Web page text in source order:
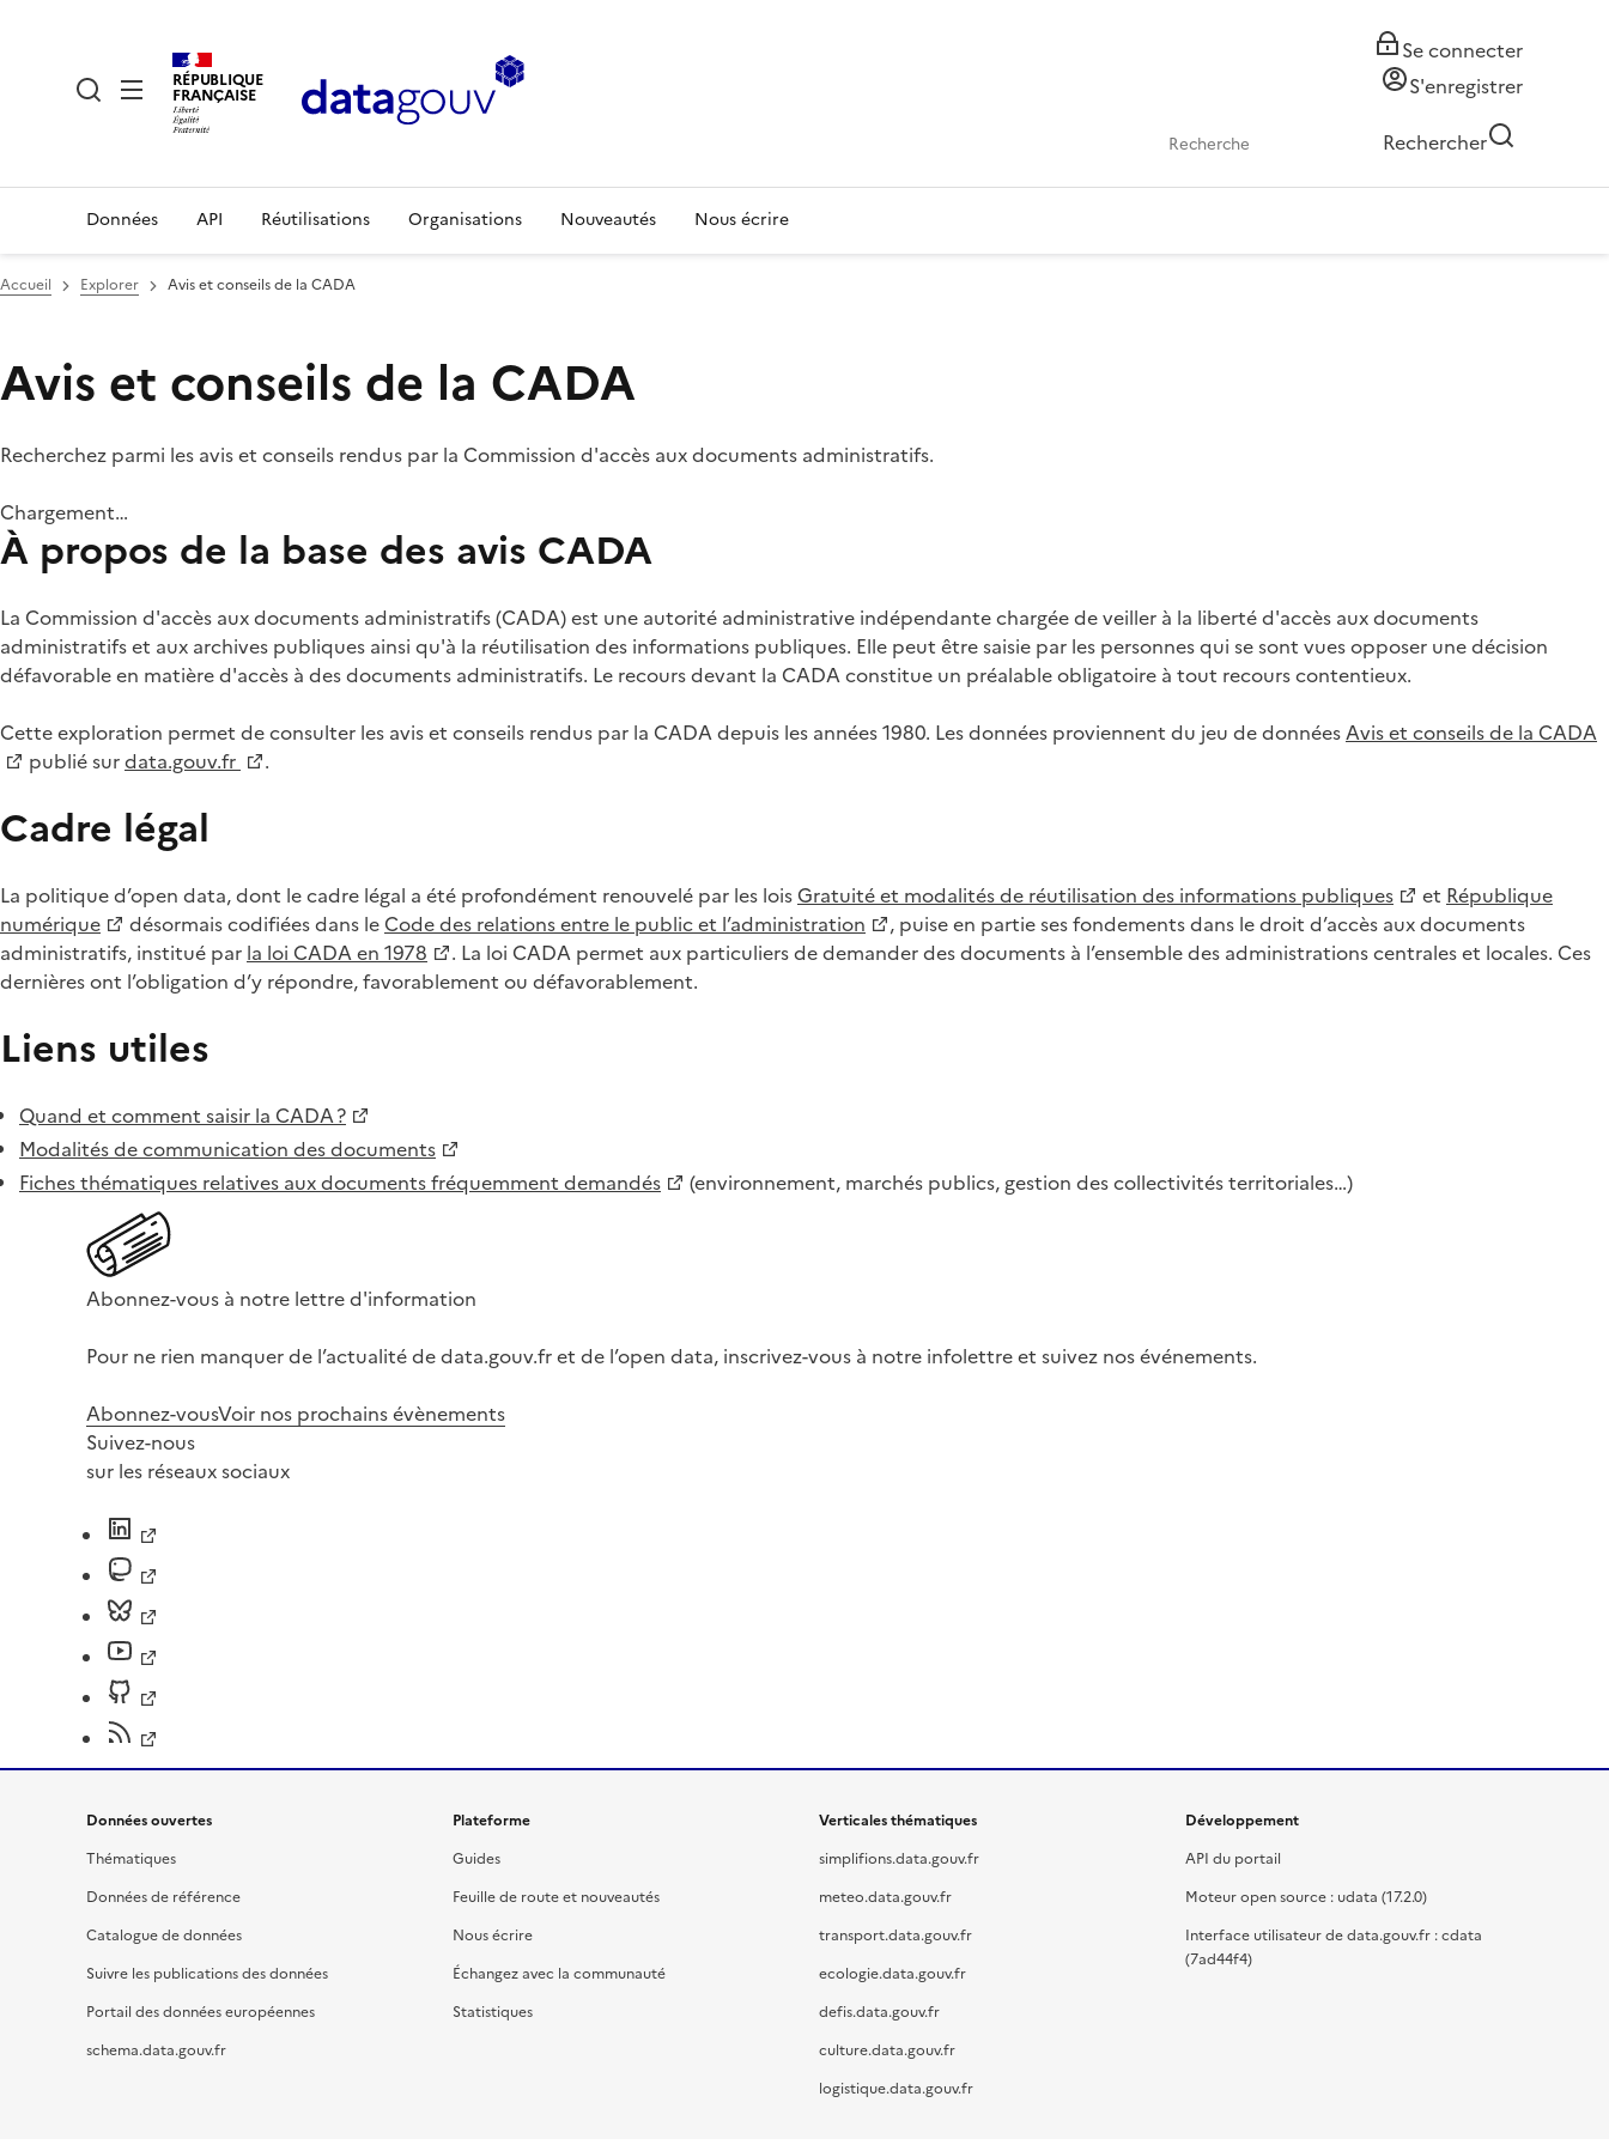
RÉPUBLIQUE
FRANÇAISE
Se connecter
S'enregistrer
Rechercher
Données API Réutilisations Organisations Nouveautés Nous écrire
Accueil Explorer Avis et conseils de la CADA
Avis et conseils de la CADA
Recherchez parmi les avis et conseils rendus par la Commission d'accès aux documents administratifs.
Chargement…
À propos de la base des avis CADA
La Commission d'accès aux documents administratifs (CADA) est une autorité administrative indépendante chargée de veiller à la liberté d'accès aux documents
administratifs et aux archives publiques ainsi qu'à la réutilisation des informations publiques. Elle peut être saisie par les personnes qui se sont vues opposer une décision
défavorable en matière d'accès à des documents administratifs. Le recours devant la CADA constitue un préalable obligatoire à tout recours contentieux.
Cette exploration permet de consulter les avis et conseils rendus par la CADA depuis les années 1980. Les données proviennent du jeu de donnéesAvis et conseils de la CADA
publié surdata.gouv.fr .
Cadre légal
La politique d’open data, dont le cadre légal a été profondément renouvelé par les loisGratuité et modalités de réutilisation des informations publiques et République
numérique
désormais codifiées dans le Code des relations entre le public et l’administration
, puise en partie ses fondements dans le droit d’accès aux documents
administratifs, institué par la loi CADA en 1978
. La loi CADA permet aux particuliers de demander des documents à l’ensemble des administrations centrales et locales. Ces
dernières ont l’obligation d’y répondre, favorablement ou défavorablement.
Liens utiles
Quand et comment saisir la CADA ?
Modalités de communication des documents
Fiches thématiques relatives aux documents fréquemment demandés
(environnement, marchés publics, gestion des collectivités territoriales…)
Abonnez-vous à notre lettre d'information
Pour ne rien manquer de l’actualité de data.gouv.fr et de l’open data, inscrivez-vous à notre infolettre et suivez nos événements.
Abonnez-vousVoir nos prochains évènements
Suivez-nous
sur les réseaux sociaux
Données ouvertes
Thématiques
Données de référence
Catalogue de données
Suivre les publications des données
Portail des données européennes
schema.data.gouv.fr
Plateforme
Guides
Feuille de route et nouveautés
Nous écrire
Échangez avec la communauté
Statistiques
Verticales thématiques
simplifions.data.gouv.fr
meteo.data.gouv.fr
transport.data.gouv.fr
ecologie.data.gouv.fr
defis.data.gouv.fr
culture.data.gouv.fr
logistique.data.gouv.fr
Développement
API du portail
Moteur open source : udata (17.2.0)
Interface utilisateur de data.gouv.fr : cdata
(7ad44f4)